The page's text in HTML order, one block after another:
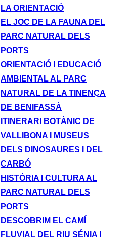
LA ORIENTACIÓ
EL JOC DE LA FAUNA DEL
PARC NATURAL DELS
PORTS
ORIENTACIÓ I EDUCACIÓ
AMBIENTAL AL PARC
NATURAL DE LA TINENÇA
DE BENIFASSÀ
ITINERARI BOTÀNIC DE
VALLIBONA I MUSEUS
DELS DINOSAURES I DEL
CARBÓ
HISTÒRIA I CULTURA AL
PARC NATURAL DELS
PORTS
DESCOBRIM EL CAMÍ
FLUVIAL DEL RIU SÉNIA I